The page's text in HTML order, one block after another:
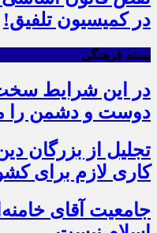
در کمیسیون تلفیق!
بسته فرهنگی
در این شرایط
دوست و دشمن را
تجلیل از بزرگان
کاری لازم برای
جامعیت آقای